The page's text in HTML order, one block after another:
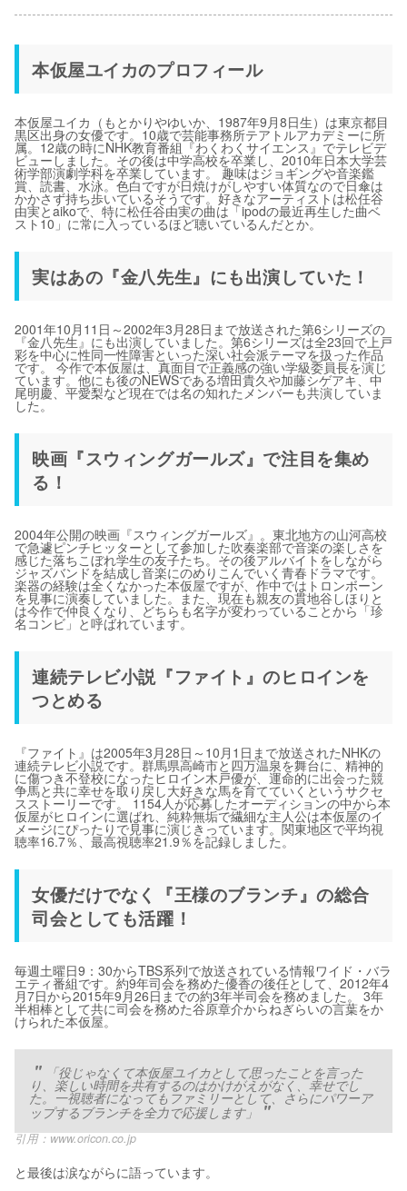
本仮屋ユイカのプロフィール
本仮屋ユイカ（もとかりやゆいか、1987年9月8日生）は東京都目
黒区出身の女優です。10歳で芸能事務所テアトルアカデミーに所
属。12歳の時にNHK教育番組『わくわくサイエンス』でテレビデ
ビューしました。その後は中学高校を卒業し、2010年日本大学芸
術学部演劇学科を卒業しています。 趣味はジョギングや音楽鑑
賞、読書、水泳。色白ですが日焼けがしやすい体質なので日傘は
かかさず持ち歩いているそうです。好きなアーティストは松任谷
由実とaikoで、特に松任谷由実の曲は「ipodの最近再生した曲ベ
スト10」に常に入っているほど聴いているんだとか。
実はあの『金八先生』にも出演していた！
2001年10月11日～2002年3月28日まで放送された第6シリーズの
『金八先生』にも出演していました。第6シリーズは全23回で上戸
彩を中心に性同一性障害といった深い社会派テーマを扱った作品
です。 今作で本仮屋は、真面目で正義感の強い学級委員長を演じ
ています。他にも後のNEWSである増田貴久や加藤シゲアキ、中
尾明慶、平愛梨など現在では名の知れたメンバーも共演していま
した。
映画『スウィングガールズ』で注目を集め
る！
2004年公開の映画『スウィングガールズ』。東北地方の山河高校
で急遽ピンチヒッターとして参加した吹奏楽部で音楽の楽しさを
感じた落ちこぼれ学生の友子たち。その後アルバイトをしながら
ジャズバンドを結成し音楽にのめりこんでいく青春ドラマです。
楽器の経験は全くなかった本仮屋ですが、作中ではトロンボーン
を見事に演奏していました。また、現在も親友の貫地谷しほりと
は今作で仲良くなり、どちらも名字が変わっていることから「珍
名コンビ」と呼ばれています。
連続テレビ小説『ファイト』のヒロインを
つとめる
『ファイト』は2005年3月28日～10月1日まで放送されたNHKの
連続テレビ小説です。群馬県高崎市と四万温泉を舞台に、精神的
に傷つき不登校になったヒロイン木戸優が、運命的に出会った競
争馬と共に幸せを取り戻し大好きな馬を育てていくというサクセ
スストーリーです。 1154人が応募したオーディションの中から本
仮屋がヒロインに選ばれ、純粋無垢で繊細な主人公は本仮屋のイ
メージにぴったりで見事に演じきっています。関東地区で平均視
聴率16.7％、最高視聴率21.9％を記録しました。
女優だけでなく『王様のブランチ』の総合
司会としても活躍！
毎週土曜日9：30からTBS系列で放送されている情報ワイド・バラ
エティ番組です。約9年司会を務めた優香の後任として、2012年4
月7日から2015年9月26日までの約3年半司会を務めました。 3年
半相棒として共に司会を務めた谷原章介からねぎらいの言葉をか
けられた本仮屋。
「役じゃなくて本仮屋ユイカとして思ったことを言った
り、楽しい時間を共有するのはかけがえがなく、幸せでし
た。一視聴者になってもファミリーとして、さらにパワーア
ップするブランチを全力で応援します」
引用：www.oricon.co.jp
と最後は涙ながらに語っています。